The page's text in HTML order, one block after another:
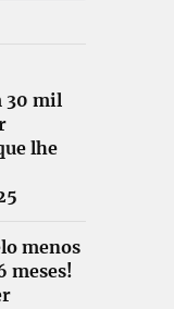
30 mil
lhe
menos
meses!